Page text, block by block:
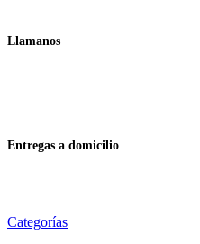
Llamanos
Entregas a domicilio
Categorías